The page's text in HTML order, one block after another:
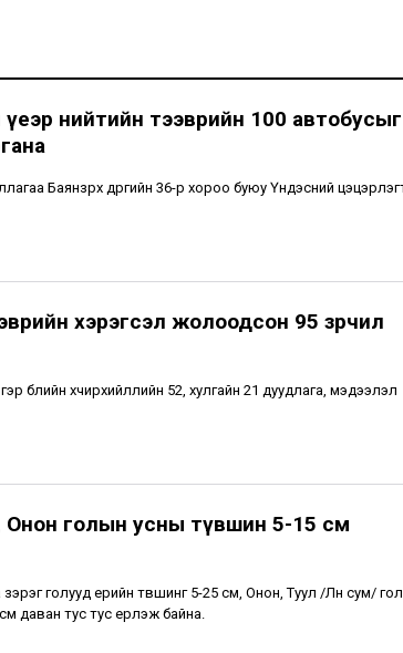
нийтийн тээврийн 100 автобусыг
Баянзүрх дүүргийн 36-р хороо буюу Үндэсний
хэрэгсэл жолоодсон 95 зөрчил
гэр бүлийн хүчирхийллийн 52, хулгайн 21 дуудлага, мэдээлэл
Онон голын усны түвшин 5-15 см
голууд үерийн түвшинг 5-25 см, Онон, Туул /Лүн сум/ гол
даван тус тус үерлэж байна.